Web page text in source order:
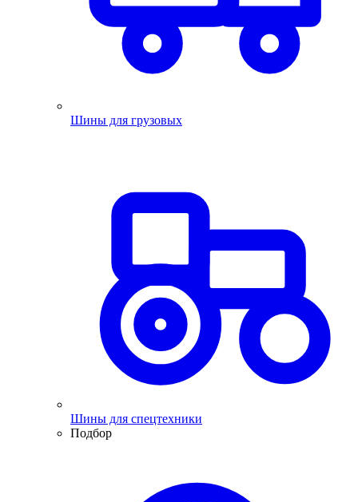
Шины для грузовых
Шины для спецтехники
Подбор